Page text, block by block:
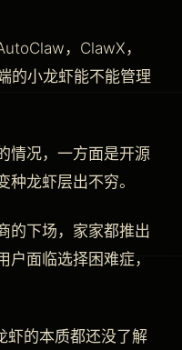
，ClawX，
的小龙虾能不能管理
情况，一方面是开源
龙虾层出不穷。
的下场，家家都推出
面临选择困难症，
虾的本质都还没了解